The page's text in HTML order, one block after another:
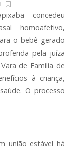
concedeu
homoafetivo,
o bebê gerado
pela juíza
de Família de
à criança,
O processo
união estável há